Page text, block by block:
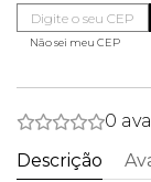
Não sei meu CEP
0
Descrição